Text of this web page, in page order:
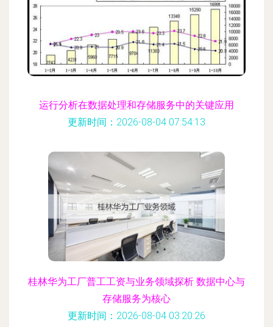
运行分析在数据处理和存储服务中的关键应用
更新时间：2026-08-04 07:54:13
桂林华为工厂普工工资与业务领域探析 数据中心与
存储服务为核心
更新时间：2026-08-04 03:20:26